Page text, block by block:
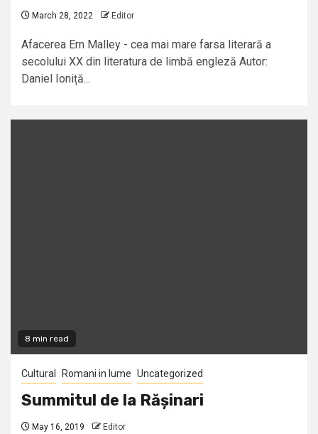
March 28, 2022 Editor
Afacerea Ern Malley - cea mai mare farsa literară a
secolului XX din literatura de limbă engleză Autor:
Daniel Ioniță...
8 min read
Cultural Romani in lume Uncategorized
Summitul de la Rășinari
May 16, 2019 Editor